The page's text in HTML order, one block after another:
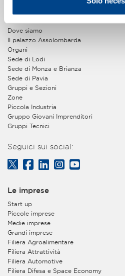
Dove siamo
Il palazzo Assolombarda
Organi
Sede di Lodi
Sede di Monza e Brianza
Sede di Pavia
Gruppi e Sezioni
Zone
Piccola Industria
Gruppo Giovani Imprenditori
Gruppi Tecnici
Seguici sui social:
Le imprese
Start up
Piccole imprese
Medie imprese
Grandi imprese
Filiera Agroalimentare
Filiera Attrattività
Filiera Automotive
Filiera Difesa e Space Economy